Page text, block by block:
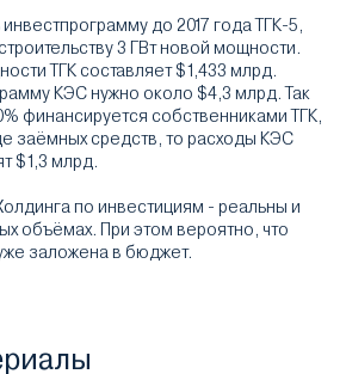
до 2017 года ТГК-5,
3 ГВт новой мощности.
ТГК составляет $1,433 млрд.
КЭС нужно около $4,3 млрд. Так
финансируется собственниками ТГК,
заёмных средств, то расходы КЭС
$1,3 млрд.
по инвестициям - реальны и
объёмах. При этом вероятно, что
заложена в бюджет.